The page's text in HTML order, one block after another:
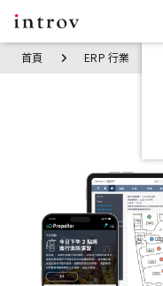
首頁 ERP 行業